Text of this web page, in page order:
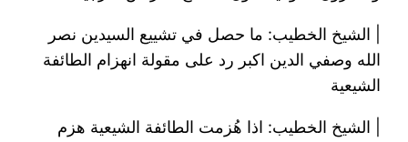
| الشيخ الخطيب: ما حصل في تشييع السيدين نصر
الله وصفي الدين اكبر رد على مقولة انهزام الطائفة
الشيعية
| الشيخ الخطيب: اذا هُزمت الطائفة الشيعية هزم